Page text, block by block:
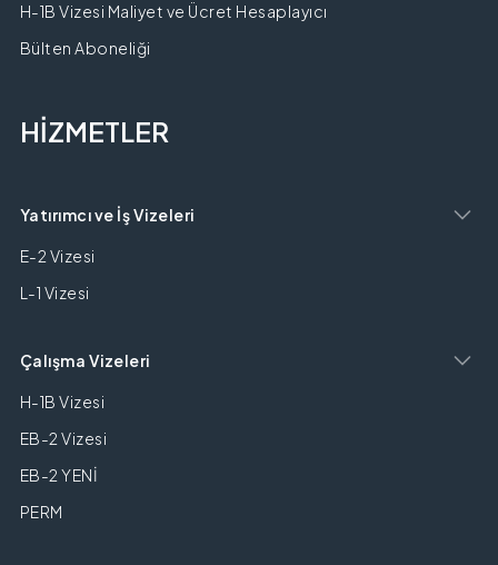
H-1B Vizesi Maliyet ve Ücret Hesaplayıcı
Bülten Aboneliği
HİZMETLER
Yatırımcı ve İş Vizeleri
E-2 Vizesi
L-1 Vizesi
Çalışma Vizeleri
H-1B Vizesi
EB-2 Vizesi
EB-2 YENİ
PERM